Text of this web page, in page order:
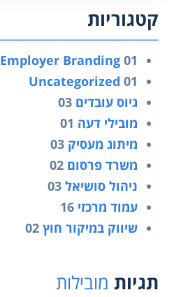
קטגוריות
Employer Branding 01
Uncategorized 01
גיוס עובדים 03
מובילי דעה 01
מיתוג מעסיק 03
משרד פרסום 02
ניהול סושיאל 03
עמוד מרכזי 16
שיווק במיקור חוץ 02
תגיות מובילות